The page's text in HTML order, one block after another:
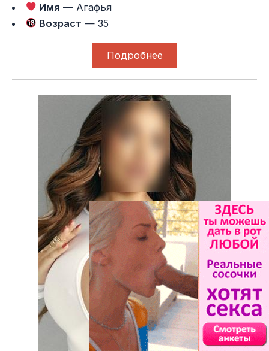
Имя — Агафья
Возраст — 35
Подробнее